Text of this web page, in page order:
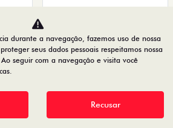
GRANDE CHANCE FIAT
CNPJ E
MICROEMPRESÁRIOS
durante a navegação, fazemos uso de nossa
seus dados pessoais respeitamos nossa
seguir com a navegação e visita você
Recusar